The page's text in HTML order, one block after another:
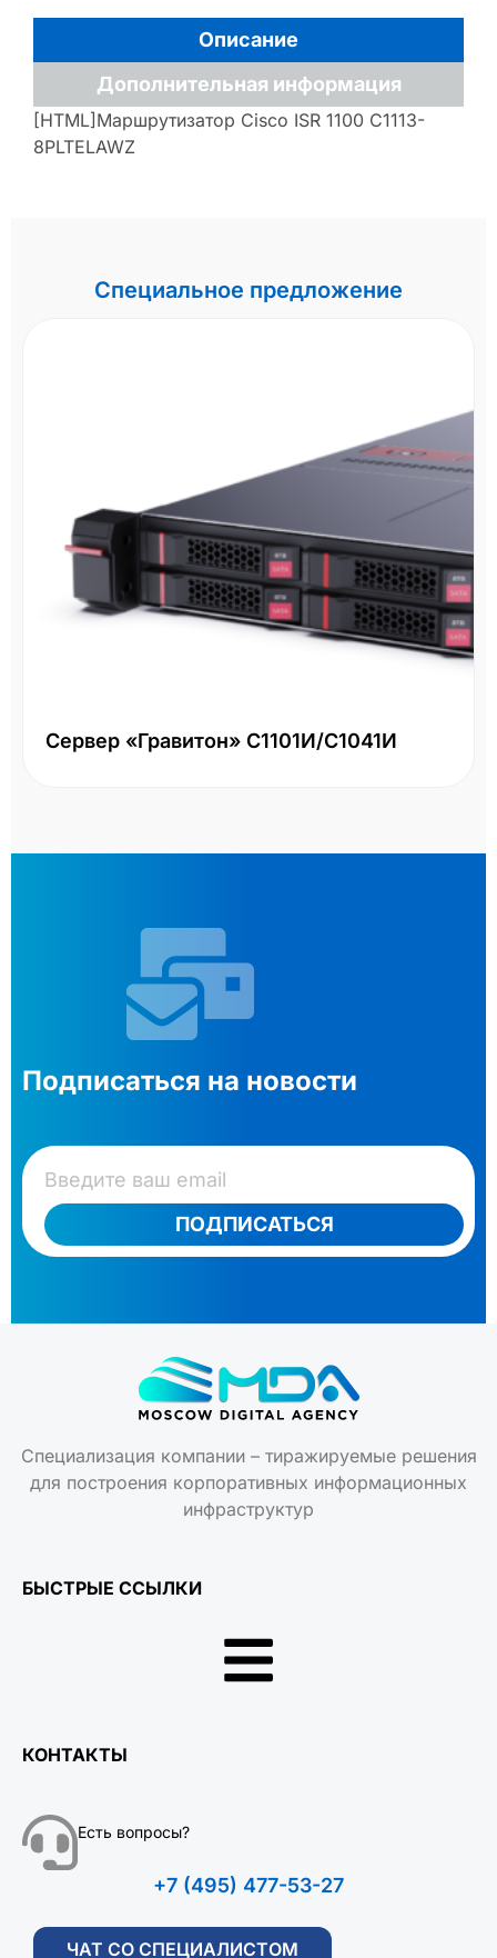
Описание
Дополнительная информация
[HTML]Маршрутизатор Cisco ISR 1100 C1113-
8PLTELAWZ
Специальное предложение
Сервер «Гравитон» С1101И/С1041И
Подписаться на новости
ПОДПИСАТЬСЯ
Специализация компании – тиражируемые решения
для построения корпоративных информационных
инфраструктур
БЫСТРЫЕ ССЫЛКИ
КОНТАКТЫ
Есть вопросы?
+7 (495) 477-53-27
ЧАТ СО СПЕЦИАЛИСТОМ